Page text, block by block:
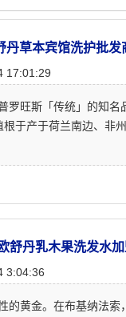
丹草本宾馆洗护批发
17:01:29
旺斯「传统」的知名
根于产于荷兰南边、非
舒丹乳木果洗发水
3:04:36
黄金。在布基纳法索